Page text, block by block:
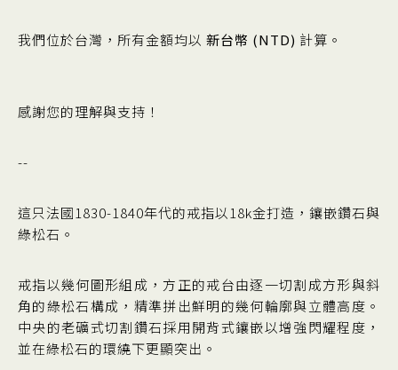
我們位於台灣，所有金額均以 新台幣 (NTD) 計算。
感謝您的理解與支持！
--
這只法國1830-1840年代的戒指以18k金打造，鑲嵌鑽石與
綠松石。
戒指以幾何圖形組成，方正的戒台由逐一切割成方形與斜
角的綠松石構成，精準拼出鮮明的幾何輪廓與立體高度。
中央的老礦式切割鑽石採用開背式鑲嵌以增強閃耀程度，
並在綠松石的環繞下更顯突出。